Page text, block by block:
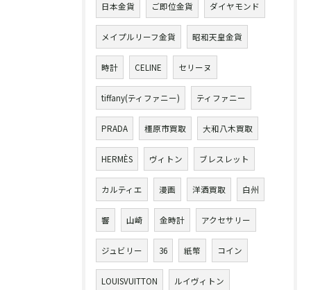
日本金貨 ご即位金貨 ダイヤモンド
メイプルリーフ金貨 昭和天皇金貨
時計 CELINE セリーヌ
tiffany(ティファニー) ティファニー
PRADA 橿原市買取 大和八木買取
HERMÈS ヴィトン ブレスレット
カルティエ 漫画 洋酒買取 白州
響 山崎 金時計 アクセサリー
ジュビリー 36 紙幣 コイン
LOUISVUITTON ルイヴィトン